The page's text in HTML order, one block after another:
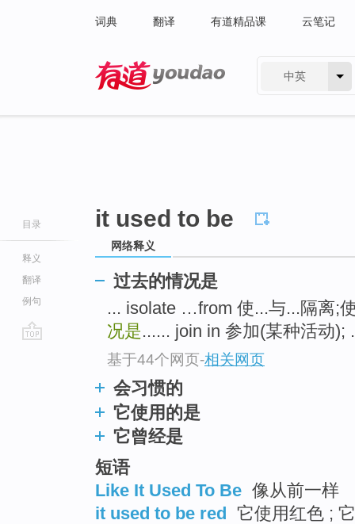
词典 翻译 有道精品课 云笔记
中英
目录
释义
翻译
例句
it used to be
网络释义
过去的情况是
... isolate …from 使...与...隔离;
况是...... join in 参加(某种活动);
基于44个网页-相关网页
会习惯的
它使用的是
它曾经是
短语
Like It Used To Be 像从前一样
it used to be red 它使用红色 ;